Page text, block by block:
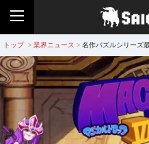
トップ > 業界ニュース > 名作パズルシリーズ